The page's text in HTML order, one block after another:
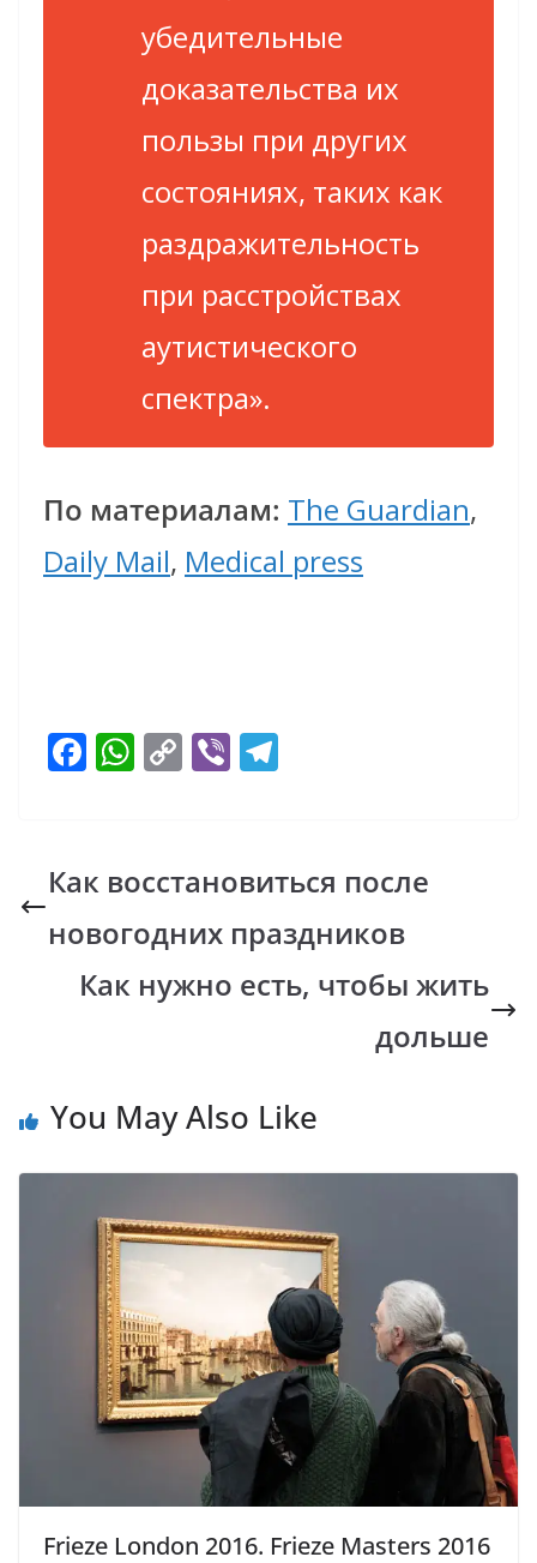
убедительные
доказательства их
пользы при других
состояниях, таких как
раздражительность
при расстройствах
аутистического
спектра».
По материалам: The Guardian,
Daily Mail, Medical press
F
b
o
o
k
W
s
A
p
p
C
y
Li
n
k
Vi
gr
a
m
Как восстановиться после
новогодних праздников
Как нужно есть, чтобы жить
дольше
You May Also Like
Frieze London 2016. Frieze Masters 2016